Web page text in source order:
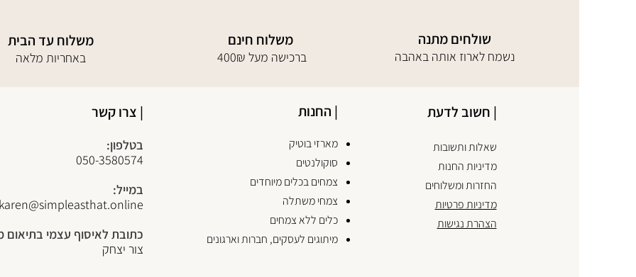
משלוח עד הבית
באחריות מלאה
משלוח חינם
400₪ ברכישה מעל
שולחים מתנה
נשמח לארוז אותה באהבה
| צרו קשר
בטלפון:
050-3580574
במייל:
כתובת לאיסוף עצמי
צור יצחק
| החנות
מארזי בוטיק
סוקולנטים
צמחים בכלים מיוחדים
צמחי משתלה
כלים ללא צמחים
מיתוגים לעסקים, חברות וארגונים
| חשוב לדעת
שאלות ותשובות
מדיניות החנות
החזרות ומשלוחים
מדיניות פרטיות
הצהרת נגישות